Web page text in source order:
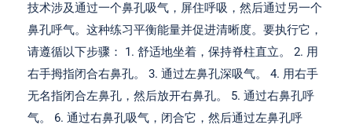
技术涉及通过一个鼻孔吸气，屏住呼吸，然后通过另一个
鼻孔呼气。这种练习平衡能量并促进清晰度。要执行它，
请遵循以下步骤： 1. 舒适地坐着，保持脊柱直立。 2. 用
右手拇指闭合右鼻孔。 3. 通过左鼻孔深吸气。 4. 用右手
无名指闭合左鼻孔，然后放开右鼻孔。 5. 通过右鼻孔呼
气。 6. 通过右鼻孔吸气，闭合它，然后通过左鼻孔呼